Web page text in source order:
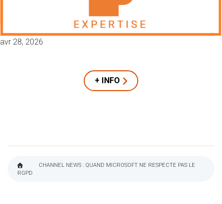
avr 28, 2026
+ INFO
FIL
CHANNEL NEWS : QUAND MICROSOFT NE RESPECTE PAS LE
RGPD